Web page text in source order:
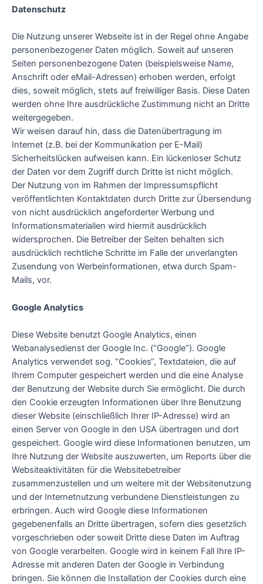
Datenschutz
Die Nutzung unserer Webseite ist in der Regel ohne Angabe
personenbezogener Daten möglich. Soweit auf unseren
Seiten personenbezogene Daten (beispielsweise Name,
Anschrift oder eMail-Adressen) erhoben werden, erfolgt
dies, soweit möglich, stets auf freiwilliger Basis. Diese Daten
werden ohne Ihre ausdrückliche Zustimmung nicht an Dritte
weitergegeben.
Wir weisen darauf hin, dass die Datenübertragung im
Internet (z.B. bei der Kommunikation per E-Mail)
Sicherheitslücken aufweisen kann. Ein lückenloser Schutz
der Daten vor dem Zugriff durch Dritte ist nicht möglich.
Der Nutzung von im Rahmen der Impressumspflicht
veröffentlichten Kontaktdaten durch Dritte zur Übersendung
von nicht ausdrücklich angeforderter Werbung und
Informationsmaterialien wird hiermit ausdrücklich
widersprochen. Die Betreiber der Seiten behalten sich
ausdrücklich rechtliche Schritte im Falle der unverlangten
Zusendung von Werbeinformationen, etwa durch Spam-
Mails, vor.
Google Analytics
Diese Website benutzt Google Analytics, einen
Webanalysedienst der Google Inc. (“Google“). Google
Analytics verwendet sog. “Cookies“, Textdateien, die auf
Ihrem Computer gespeichert werden und die eine Analyse
der Benutzung der Website durch Sie ermöglicht. Die durch
den Cookie erzeugten Informationen über Ihre Benutzung
dieser Website (einschließlich Ihrer IP-Adresse) wird an
einen Server von Google in den USA übertragen und dort
gespeichert. Google wird diese Informationen benutzen, um
Ihre Nutzung der Website auszuwerten, um Reports über die
Websiteaktivitäten für die Websitebetreiber
zusammenzustellen und um weitere mit der Websitenutzung
und der Internetnutzung verbundene Dienstleistungen zu
erbringen. Auch wird Google diese Informationen
gegebenenfalls an Dritte übertragen, sofern dies gesetzlich
vorgeschrieben oder soweit Dritte diese Daten im Auftrag
von Google verarbeiten. Google wird in keinem Fall Ihre IP-
Adresse mit anderen Daten der Google in Verbindung
bringen. Sie können die Installation der Cookies durch eine